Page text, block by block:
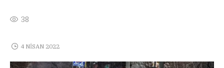
38
4 NISAN 2022